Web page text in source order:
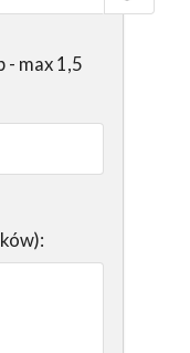
- max 1,5